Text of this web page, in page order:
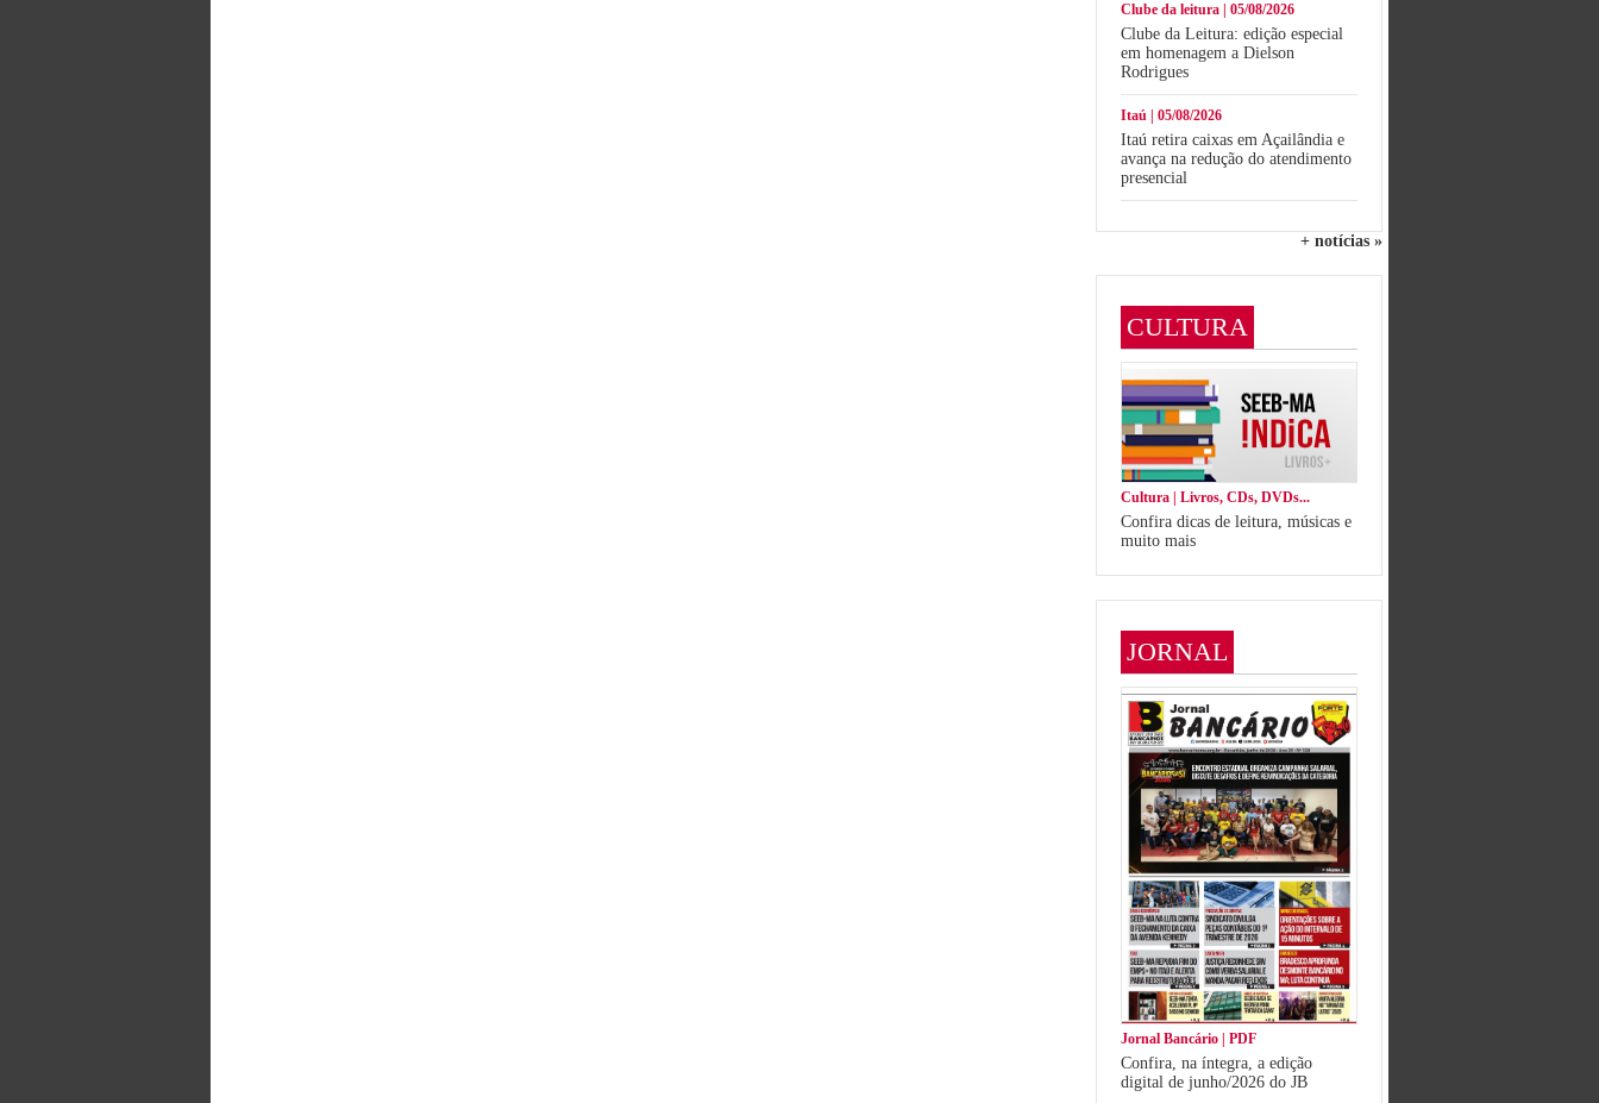
Clube da leitura | 05/08/2026
Clube da Leitura: edição especial
em homenagem a Dielson
Rodrigues
Itaú | 05/08/2026
Itaú retira caixas em Açailândia e
avança na redução do atendimento
presencial
+ notícias »
CULTURA
Cultura | Livros, CDs, DVDs...
Confira dicas de leitura, músicas e
muito mais
JORNAL
Jornal Bancário | PDF
Confira, na íntegra, a edição
digital de junho/2026 do JB